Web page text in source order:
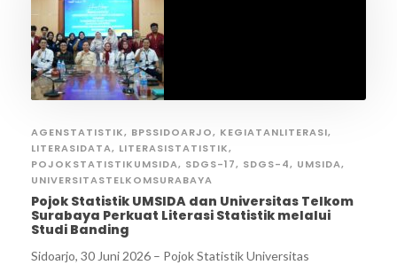
AGENSTATISTIK, BPSSIDOARJO, KEGIATANLITERASI,
LITERASIDATA, LITERASISTATISTIK,
POJOKSTATISTIKUMSIDA, SDGS-17, SDGS-4, UMSIDA,
UNIVERSITASTELKOMSURABAYA
Pojok Statistik UMSIDA dan Universitas Telkom
Surabaya Perkuat Literasi Statistik melalui
Studi Banding
Sidoarjo, 30 Juni 2026 – Pojok Statistik Universitas